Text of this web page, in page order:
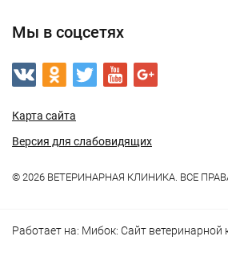
Мы в соцсетях
Карта сайта
Версия для слабовидящих
© 2026 ВЕТЕРИНАРНАЯ КЛИНИКА. ВСЕ
Работает на: Мибок: Сайт ветеринарной